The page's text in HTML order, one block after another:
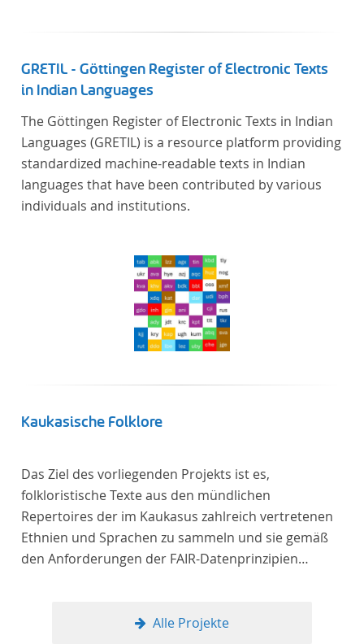
GRETIL - Göttingen Register of Electronic Texts
in Indian Languages
The Göttingen Register of Electronic Texts in Indian
Languages (GRETIL) is a resource platform providing
standardized machine-readable texts in Indian
languages that have been contributed by various
individuals and institutions.
Kaukasische Folklore
Das Ziel des vorliegenden Projekts ist es,
folkloristische Texte aus den mündlichen
Repertoires der im Kaukasus zahlreich vertretenen
Ethnien und Sprachen zu sammeln und sie gemäß
den Anforderungen der FAIR-Datenprinzipien
Alle Projekte